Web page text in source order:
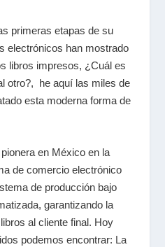
primeras etapas de su
electrónicos han mostrado
libros impresos, ¿Cuál es
otro?, he aquí las miles de
esta moderna forma de
en México en la
de comercio electrónico
de producción bajo
garantizando la
al cliente final. Hoy
podemos encontrar: La